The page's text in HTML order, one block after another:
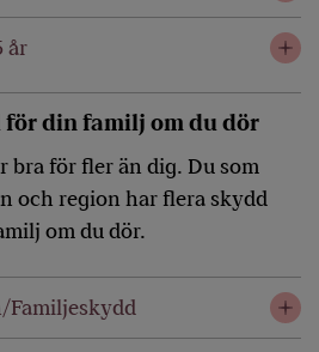
år
din familj om du dör
bra för fler än dig. Du som
och region har flera skydd
om du dör.
Familjeskydd